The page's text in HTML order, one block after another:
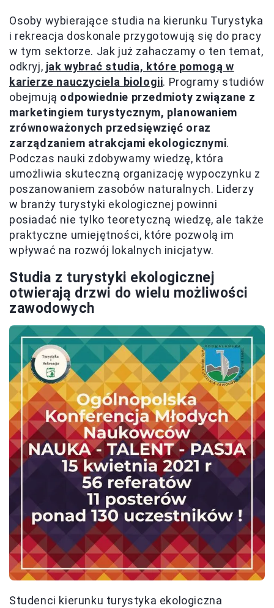
Osoby wybierające studia na kierunku Turystyka
i rekreacja doskonale przygotowują się do pracy
w tym sektorze. Jak już zahaczamy o ten temat,
odkryj, jak wybrać studia, które pomogą w
karierze nauczyciela biologii. Programy studiów
obejmują odpowiednie przedmioty związane z
marketingiem turystycznym, planowaniem
zrównoważonych przedsięwzięć oraz
zarządzaniem atrakcjami ekologicznymi.
Podczas nauki zdobywamy wiedzę, która
umożliwia skuteczną organizację wypoczynku z
poszanowaniem zasobów naturalnych. Liderzy
w branży turystyki ekologicznej powinni
posiadać nie tylko teoretyczną wiedzę, ale także
praktyczne umiejętności, które pozwolą im
wpływać na rozwój lokalnych inicjatyw.
Studia z turystyki ekologicznej
otwierają drzwi do wielu możliwości
zawodowych
Studenci kierunku turystyka ekologiczna